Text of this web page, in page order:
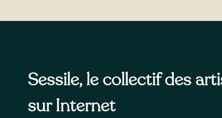
Sessile, trouvez facilement des artisans livrant
Sessile, le collectif des
sur Internet